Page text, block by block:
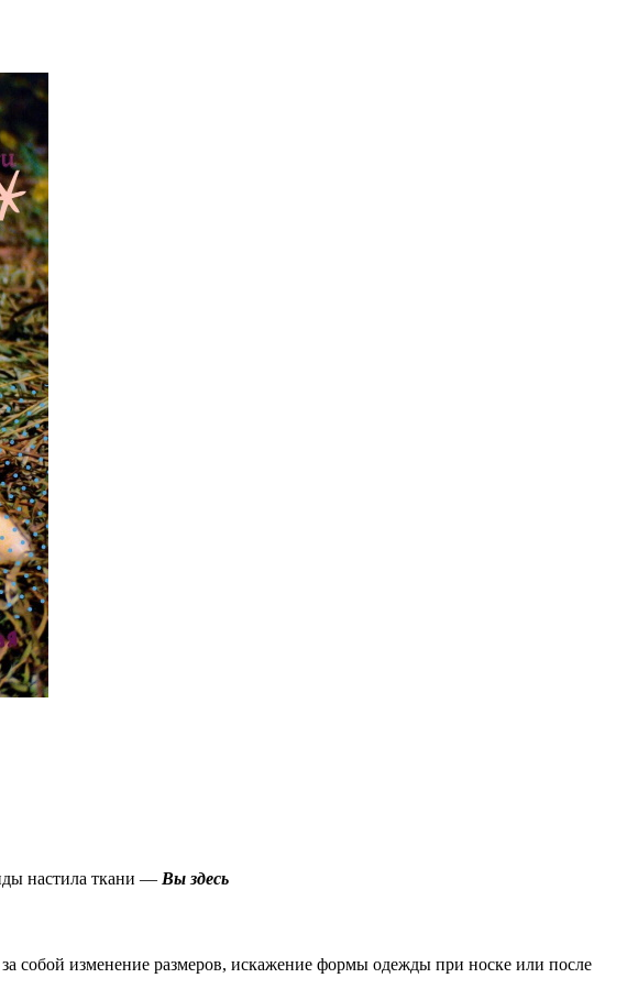
настила ткани — Вы здесь
за собой изменение размеров, искажение формы одежды при носке или после